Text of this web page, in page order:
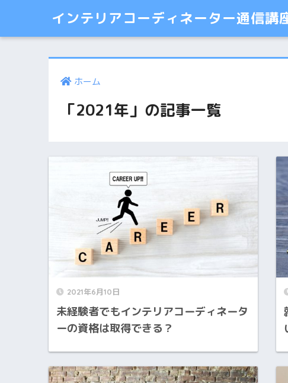
インテリアコーディネーター通信講
ホーム
「2021年」の記事一覧
2021年6月10日
未経験者でもインテリアコーディネータ
ーの資格は取得できる？